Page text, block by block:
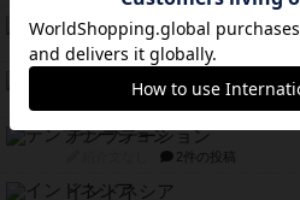
ファースト・イン・フライト
紹介文あり 3件の投稿
モズビ－ズ・レイダ－ズ
テンプテーション
2件の投稿
インドネシア